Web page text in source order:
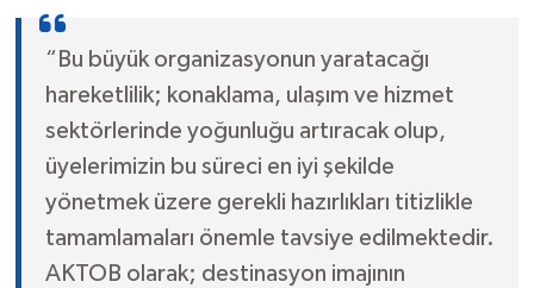
“Bu büyük organizasyonun yaratacağı
hareketlilik; konaklama, ulaşım ve hizmet
sektörlerinde yoğunluğu artıracak olup,
üyelerimizin bu süreci en iyi şekilde
yönetmek üzere gerekli hazırlıkları titizlikle
tamamlamaları önemle tavsiye edilmektedir.
AKTOB olarak; destinasyon imajının